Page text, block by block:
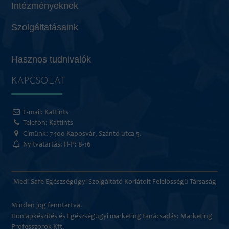
Intézményeknek
Szolgáltatásaink
Hasznos tudnivalók
KAPCSOLAT
E-mail: Kattints
Telefon: Kattints
Címünk: 7400 Kaposvár, Szántó utca 5.
Nyitvatartás: H-P: 8-16
Medi-Safe Egészségügyi Szolgáltató Korlátolt Felelősségű Társaság
Minden jog fenntartva.
Honlapkészítés és Egészségügyi marketing tanácsadás: Marketing